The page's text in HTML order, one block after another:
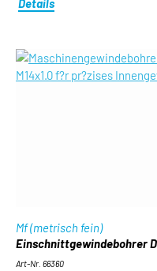
Mf (metrisch fein)
Einschnittgewindebohrer
Art-Nr. 66360